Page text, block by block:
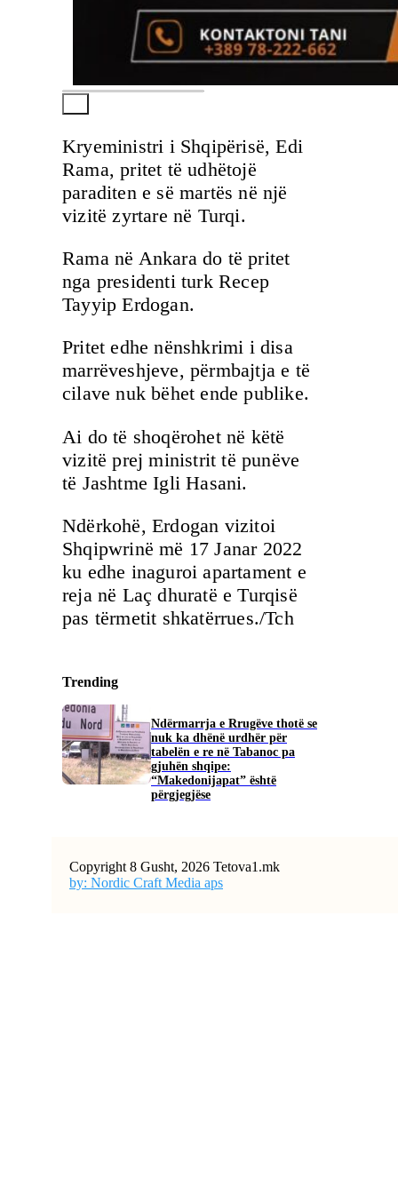
Kryeministri i Shqipërisë, Edi
Rama, pritet të udhëtojë
paraditen e së martës në një
vizitë zyrtare në Turqi.
Rama në Ankara do të pritet
nga presidenti turk Recep
Tayyip Erdogan.
Pritet edhe nënshkrimi i disa
marrëveshjeve, përmbajtja e të
cilave nuk bëhet ende publike.
Ai do të shoqërohet në këtë
vizitë prej ministrit të punëve
të Jashtme Igli Hasani.
Ndërkohë, Erdogan vizitoi
Shqipwrinë më 17 Janar 2022
ku edhe inaguroi apartament e
reja në Laç dhuratë e Turqisë
pas tërmetit shkatërrues./Tch
Trending
Ndërmarrja e Rrugëve thotë se
nuk ka dhënë urdhër për
tabelën e re në Tabanoc pa
gjuhën shqipe:
“Makedonijapat” është
përgjegjëse
Copyright 8 Gusht, 2026 Tetova1.mk
by: Nordic Craft Media aps